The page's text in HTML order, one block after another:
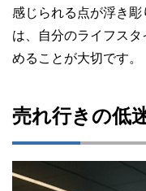
感じられる点が浮き
は、自分のライフス
めることが大切です。
売れ行きの低